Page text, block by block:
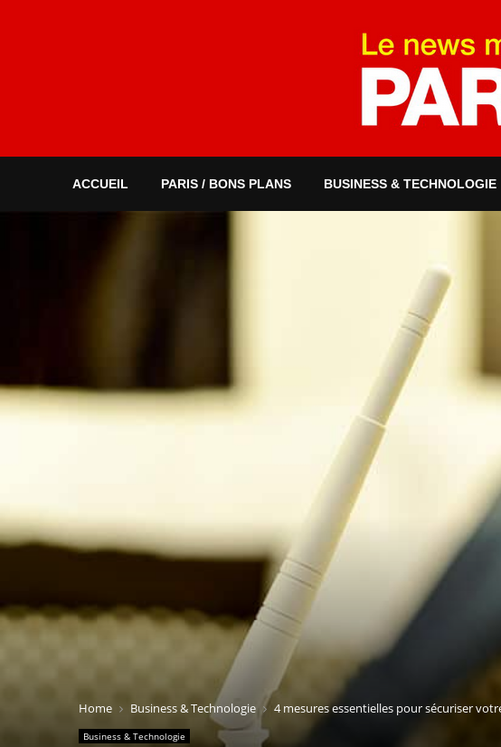
ACCUEIL PARIS / BONS PLANS BUSINESS & TECHNOLOGIE
Home Business & Technologie 4 mesures essentielles pour sécuriser
Business & Technologie